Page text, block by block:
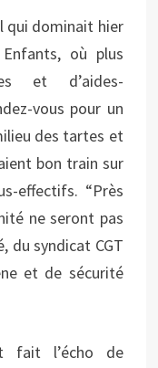
qui dominait hier
où plus
et d’aides-
vous pour un
des tartes et
bon train sur
effectifs. “Près
ne seront pas
du syndicat CGT
et de sécurité
fait l’écho de